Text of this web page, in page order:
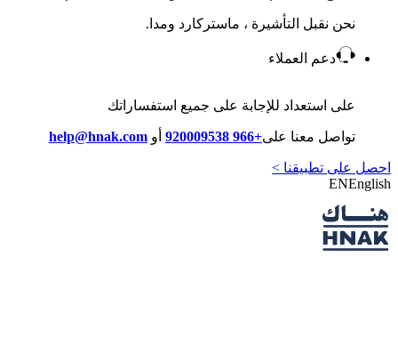
نحن نقبل التأشيرة ، ماستركارد ومدا.
دعم العملاء
على استعداد للإجابة على جميع استفساراتك
تواصل معنا على+966 920009538 أو help@hnak.com
احصل على تطبيقنا >
ENEnglish